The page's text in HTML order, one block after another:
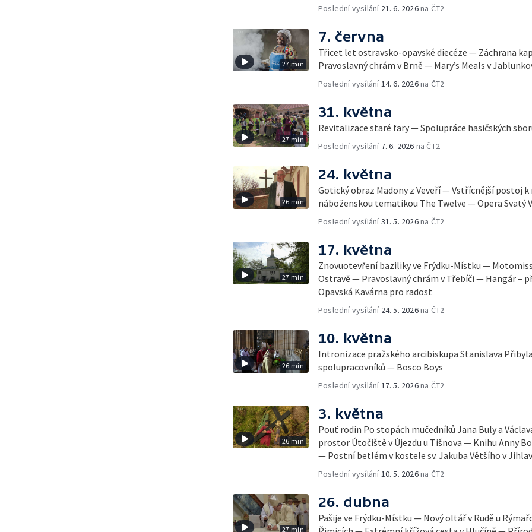
Poslední vysílání 21. 6. 2026na ČT2
27 min
7. června
Třicet let ostravsko-opavské diecéze — Záchrana
Pravoslavný chrám v Brně — Mary’s Meals v
Poslední vysílání14. 6. 2026na ČT2
27 min
31. května
Revitalizace staré fary — Spolupráce hasičských
Poslední vysílání 7. 6. 2026 na ČT2
26 min
24. května
Gotický obraz Madony z Veveří — Vstřícnější postoj
náboženskou tematikou The Twelve — Opera Svatý
Poslední vysílání31. 5. 2026na ČT2
27 min
17. května
Znovuotevření baziliky ve Frýdku-Místku —
Ostravě — Pravoslavný chrám v Třebíči — Hangár –
Opavská Kavárna pro radost
Poslední vysílání 24. 5. 2026na ČT2
26 min
10. května
Intronizace pražského arcibiskupa Stanislava
spolupracovníků — Bosco Boys
Poslední vysílání17. 5. 2026na ČT2
26 min
3. května
Pouť rodin Po stopách mučedníků Jana Buly a
prostor Útočiště v Újezdu u Tišnova — Knihu Anny
— Postní betlém v kostele sv. Jakuba Většího v
Poslední vysílání10. 5. 2026na ČT2
27 min
26. dubna
Pašije ve Frýdku-Místku — Nový oltář v Rudě u